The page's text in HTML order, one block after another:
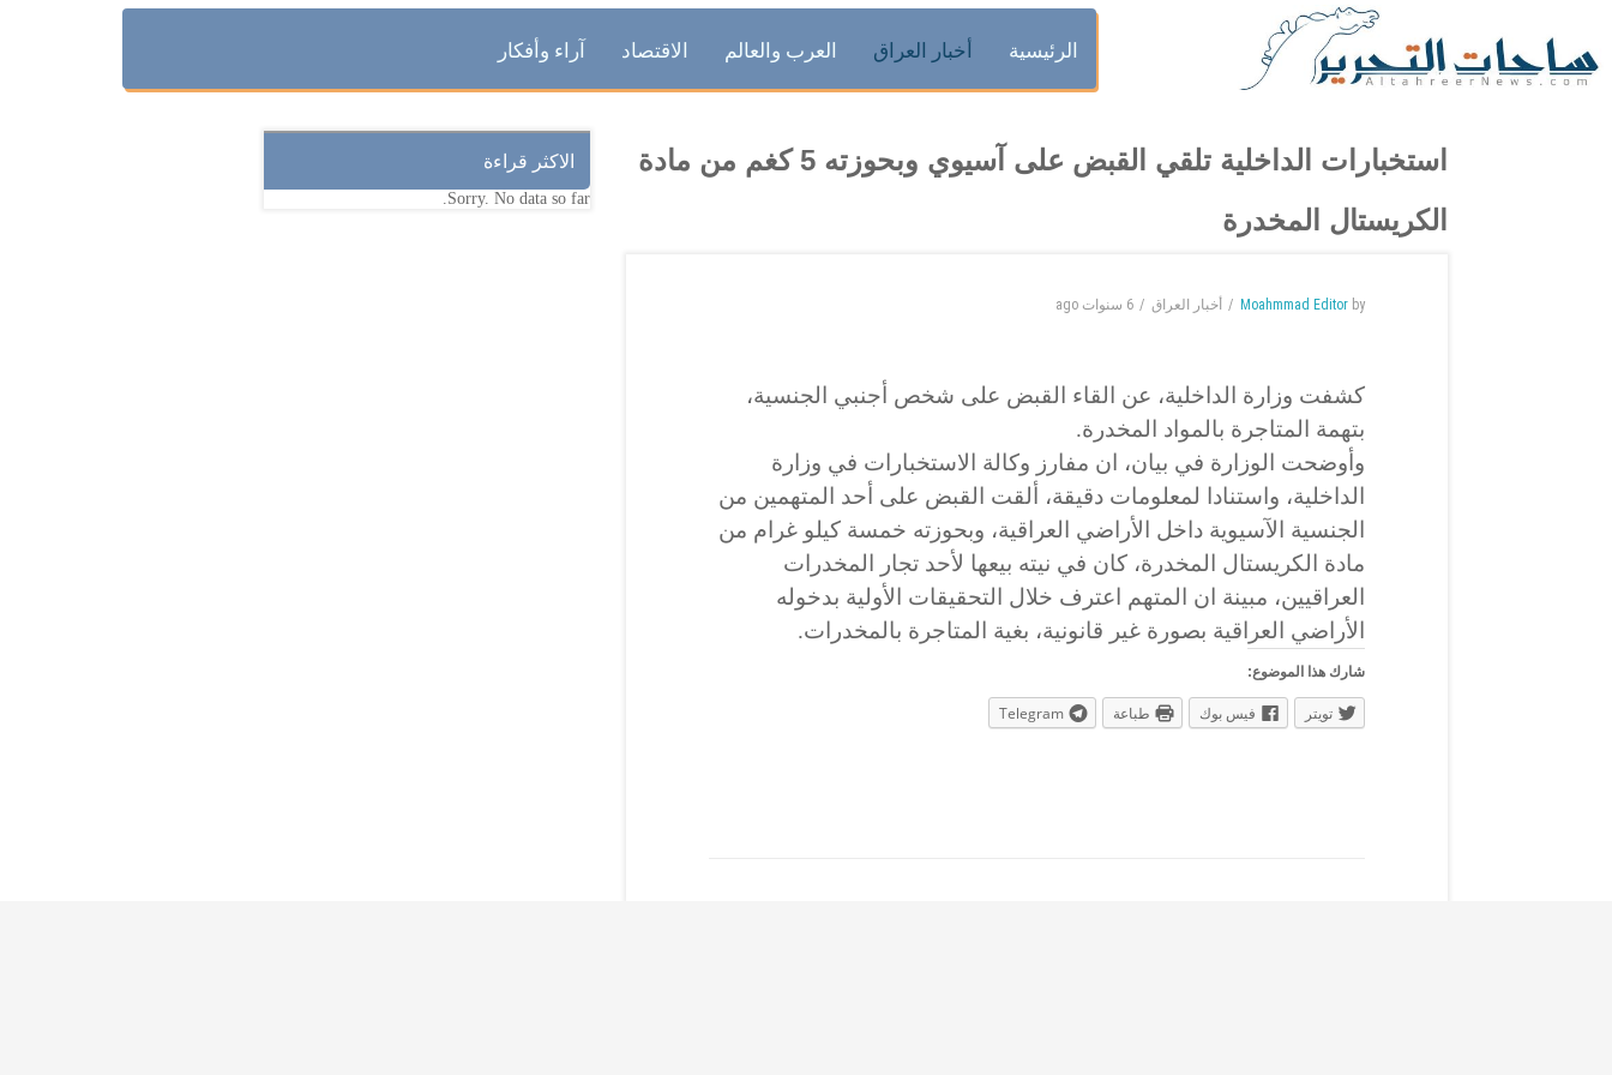
الرئيسية أخبار العراق العرب والعالم الاقتصاد آراء وأفكار
استخبارات الداخلية تلقي القبض على آسيوي وبحوزته 5 كغم من مادة
الكريستال المخدرة
by
Moahmmad Editor أخبار العراق 6 سنوات ago
كشفت وزارة الداخلية، عن القاء القبض على شخص أجنبي الجنسية،
بتهمة المتاجرة بالمواد المخدرة.
وأوضحت الوزارة في بيان، ان مفارز وكالة الاستخبارات في وزارة
الداخلية، واستنادا لمعلومات دقيقة، ألقت القبض على أحد المتهمين من
الجنسية الآسيوية داخل الأراضي العراقية، وبحوزته خمسة كيلو غرام من
مادة الكريستال المخدرة، كان في نيته بيعها لأحد تجار المخدرات
العراقيين، مبينة ان المتهم اعترف خلال التحقيقات الأولية بدخوله
الأراضي العراقية بصورة غير قانونية، بغية المتاجرة بالمخدرات.
شارك هذا الموضوع:
تويتر فيس بوك طباعة Telegram
الاكثر قراءة
Sorry. No data so far.